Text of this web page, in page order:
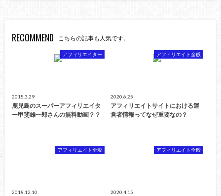
RECOMMEND こちらの記事も人気です。
アフィリエイター
2018.3.29
鹿児島のスーパーアフィリエイタ
ー甲斐雄一郎さんの無料動画？？
アフィリエイト全般
2020.6.25
アフィリエイトサイトにおける運
営者情報ってなぜ重要なの？
アフィリエイト全般
2018.12.10
アフィリエイト全般
2020.4.15